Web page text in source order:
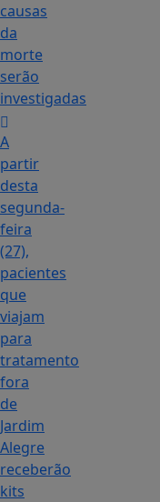
causas
da
morte
serão
investigadas
A
partir
desta
segunda-
feira
(27),
pacientes
que
viajam
para
tratamento
fora
de
Jardim
Alegre
receberão
kits